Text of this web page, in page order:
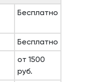
Бесплатно
Бесплатно
от 1500
руб.